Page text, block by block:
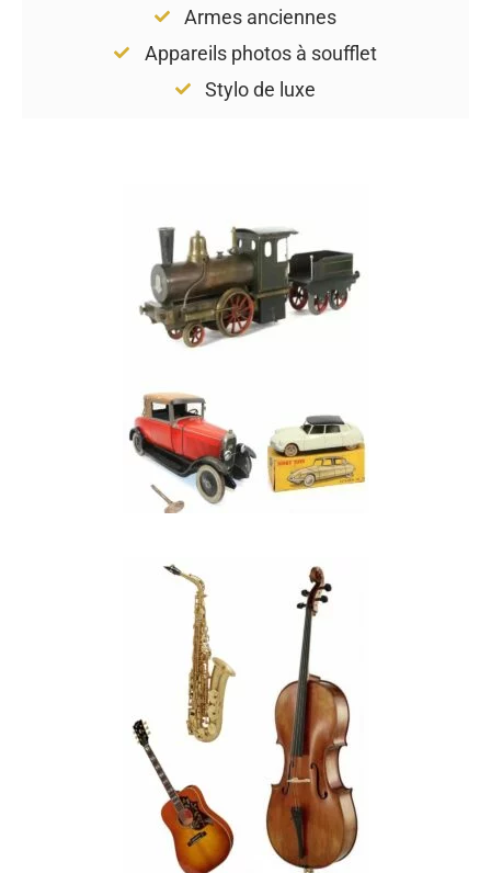
Armes anciennes
Appareils photos à soufflet
Stylo de luxe